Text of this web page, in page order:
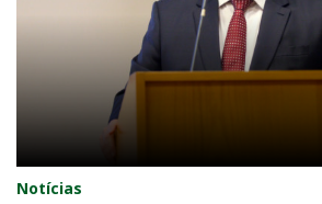
Notícias